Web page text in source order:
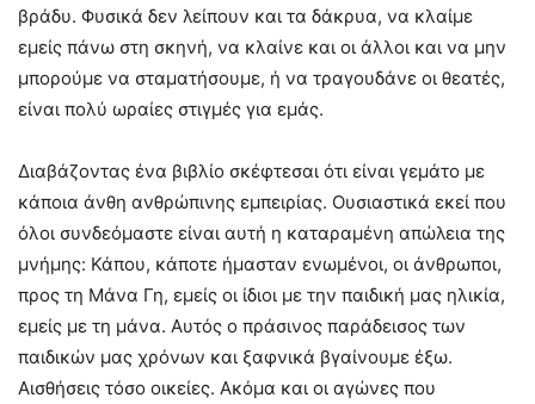
βράδυ. Φυσικά δεν λείπουν και τα δάκρυα, να κλαίμε
εμείς πάνω στη σκηνή, να κλαίνε και οι άλλοι και να μην
μπορούμε να σταματήσουμε, ή να τραγουδάνε οι θεατές,
είναι πολύ ωραίες στιγμές για εμάς.
Διαβάζοντας ένα βιβλίο σκέφτεσαι ότι είναι γεμάτο με
κάποια άνθη ανθρώπινης εμπειρίας. Ουσιαστικά εκεί που
όλοι συνδεόμαστε είναι αυτή η καταραμένη απώλεια της
μνήμης: Κάπου, κάποτε ήμασταν ενωμένοι, οι άνθρωποι,
προς τη Μάνα Γη, εμείς οι ίδιοι με την παιδική μας ηλικία,
εμείς με τη μάνα. Αυτός ο πράσινος παράδεισος των
παιδικών μας χρόνων και ξαφνικά βγαίνουμε έξω.
Αισθήσεις τόσο οικείες. Ακόμα και οι αγώνες που